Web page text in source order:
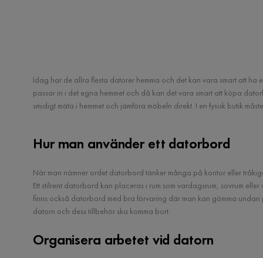
Idag har de allra flesta datorer hemma och det kan vara smart att
passar in i det egna hemmet och då kan det vara smart att köpa
smidigt mäta i hemmet och jämföra möbeln direkt. I en fysisk butik
Hur man använder ett datorbord
När man nämner ordet datorbord tänker många på kontor eller
Ett stilrent datorbord kan placeras i rum som vardagsrum, sovrum
finns också datorbord med bra förvaring där man kan gömma
datorn och dess tillbehör ska komma bort.
Organisera arbetet vid datorn